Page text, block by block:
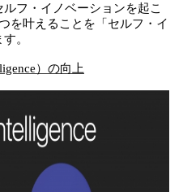
フ・イノベーションを起こ
を叶えることを「セルフ・イ
。
）の向上